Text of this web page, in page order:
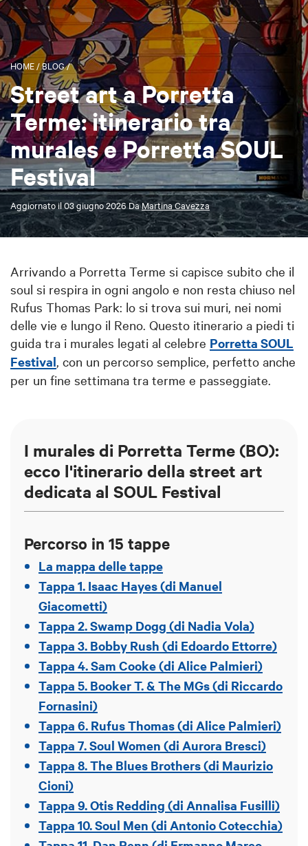
HOME /BLOG/
Street art a Porretta
Terme: itinerario tra
murales e Porretta SOUL
Festival
Aggiornato il03 giugno 2026DaMartina Cavezza
Arrivando a Porretta Terme si capisce subito che il
soul si respira in ogni angolo e non resta chiuso nel
Rufus Thomas Park: lo si trova sui muri, nei nomi
delle vie e lungo il Reno. Questo itinerario a piedi ti
guida tra i murales legati al celebre Porretta SOUL
Festival, con un percorso semplice, perfetto anche
per un fine settimana tra terme e passeggiate.
I murales di Porretta Terme (BO):
ecco l'itinerario della street art
dedicata al SOUL Festival
Percorso in 15 tappe
La mappa delle tappe
Tappa 1. Isaac Hayes (di Manuel
Giacometti)
Tappa 2. Swamp Dogg (di Nadia Vola)
Tappa 3. Bobby Rush (di Edoardo Ettorre)
Tappa 4. Sam Cooke (di Alice Palmieri)
Tappa 5. Booker T. & The MGs (di Riccardo
Fornasini)
Tappa 6. Rufus Thomas (di Alice Palmieri)
Tappa 7. Soul Women (di Aurora Bresci)
Tappa 8. The Blues Brothers (di Maurizio
Cioni)
Tappa 9. Otis Redding (di Annalisa Fusilli)
Tappa 10. Soul Men (di Antonio Cotecchia)